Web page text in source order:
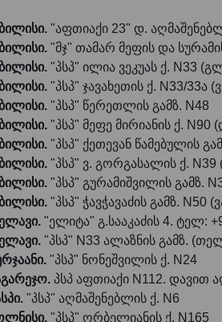
"აფთიაქი 23" დ.
"მჯ" თამარ მეფის და
"პსპ" ილია ვეკუას ქ. N33
"პსპ" ჯავახეთის ქ. N33/33ა
"პსპ" წერეთლის გამზ. N48
"პსპ" მეფე მირიანის ქ.
"პსპ" ქეთევან წამებულის
"პსპ" ვ. გორგასალის ქ.
"პსპ" გურამიშვილის გამზ.
"პსპ" ჭავჭავაძის გამზ. N50
"ელიტა" გ.სააკაძის 4. ტელ:
"პსპ" N33 ალაზნის გამზ.
"პსპ" ნონეშვილის ქ. N24
პსპ აფთიაქი N112. დავით
"პსპ" აღმაშენებლის ქ. N6
"პსპ" ორბელიანის ქ. N165